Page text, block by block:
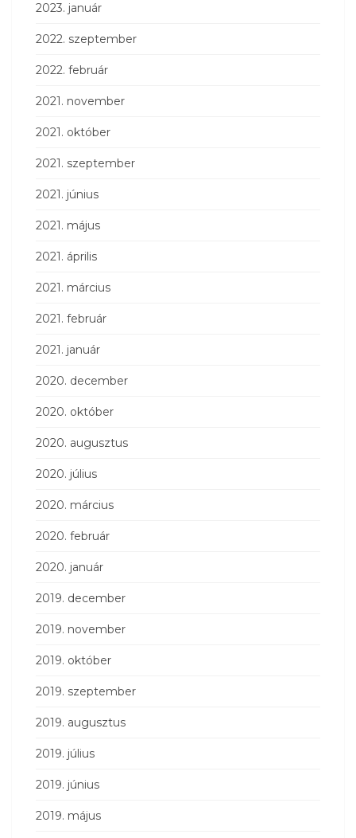
2023. január
2022. szeptember
2022. február
2021. november
2021. október
2021. szeptember
2021. június
2021. május
2021. április
2021. március
2021. február
2021. január
2020. december
2020. október
2020. augusztus
2020. július
2020. március
2020. február
2020. január
2019. december
2019. november
2019. október
2019. szeptember
2019. augusztus
2019. július
2019. június
2019. május